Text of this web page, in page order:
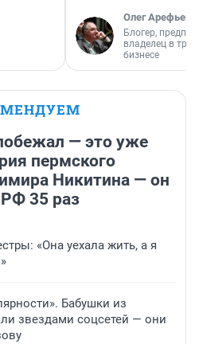
Олег Арефьев
Блогер,
владелец в
бизнесе
— это уже
пермского
Никитина — он
35 раз
«Она уехала жить, а я
Бабушки из
звездами соцсетей — они